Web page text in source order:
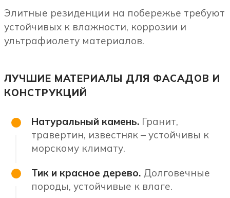
Элитные резиденции на побережье требуют
устойчивых к влажности, коррозии и
ультрафиолету материалов.
ЛУЧШИЕ МАТЕРИАЛЫ ДЛЯ ФАСАДОВ И
КОНСТРУКЦИЙ
Натуральный камень.Гранит,
травертин, известняк – устойчивы к
морскому климату.
Тик и красное дерево.Долговечные
породы, устойчивые к влаге.